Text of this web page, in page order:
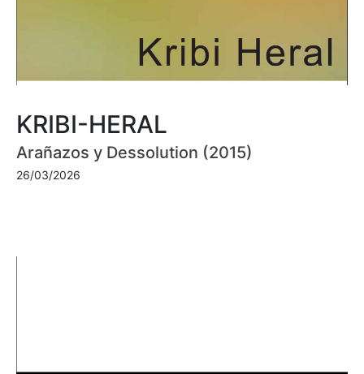
KRIBI-HERAL
Arañazos y Dessolution (2015)
26/03/2026